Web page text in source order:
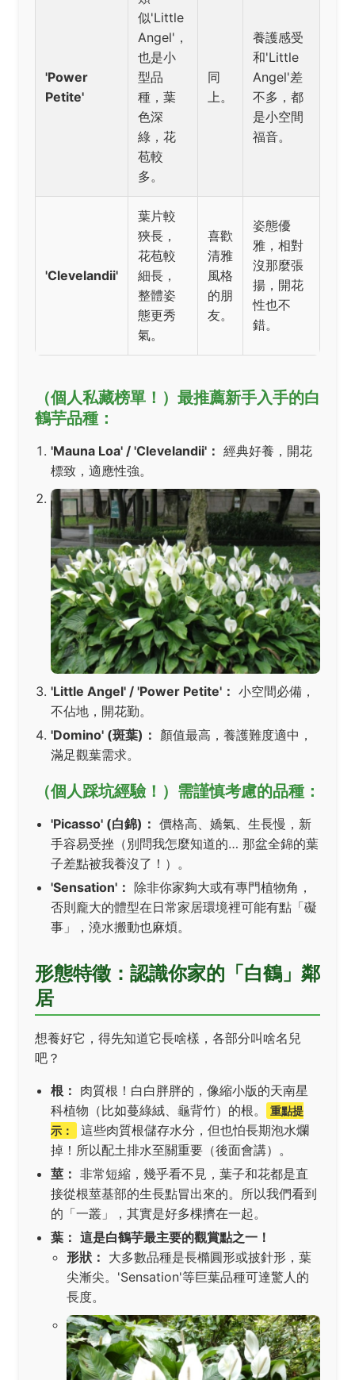
'Power
Petite'
似'Little
Angel'，
也是小
型品
種，葉
色深
綠，花
苞較
多。
同
上。
養護感受
和'Little
Angel'差
不多，都
是小空間
福音。
'Clevelandii'
葉片較
狹長，
花苞較
細長，
整體姿
態更秀
氣。
喜歡
清雅
風格
的朋
友。
姿態優
雅，相對
沒那麼張
揚，開花
性也不
錯。
（個人私藏榜單！）最推薦新手入手的白
鶴芋品種：
'Mauna Loa' / 'Clevelandii'： 經典好養，開花
標致，適應性強。
'Little Angel' / 'Power Petite'： 小空間必備，
不佔地，開花勤。
'Domino' (斑葉)： 顏值最高，養護難度適中，
滿足觀葉需求。
（個人踩坑經驗！）需謹慎考慮的品種：
'Picasso' (白錦)： 價格高、嬌氣、生長慢，新
手容易受挫（別問我怎麼知道的… 那盆全錦的葉
子差點被我養沒了！）。
'Sensation'： 除非你家夠大或有專門植物角，
否則龐大的體型在日常家居環境裡可能有點「礙
事」，澆水搬動也麻煩。
形態特徵：認識你家的「白鶴」鄰
居
想養好它，得先知道它長啥樣，各部分叫啥名兒
吧？
根： 肉質根！白白胖胖的，像縮小版的天南星
科植物（比如蔓綠絨、龜背竹）的根。
重點提
示：
這些肉質根儲存水分，但也怕長期泡水爛
掉！所以配土排水至關重要（後面會講）。
莖： 非常短縮，幾乎看不見，葉子和花都是直
接從根莖基部的生長點冒出來的。所以我們看到
的「一叢」，其實是好多棵擠在一起。
葉： 這是白鶴芋最主要的觀賞點之一！
形狀： 大多數品種是長橢圓形或披針形，葉
尖漸尖。'Sensation'等巨葉品種可達驚人的
長度。